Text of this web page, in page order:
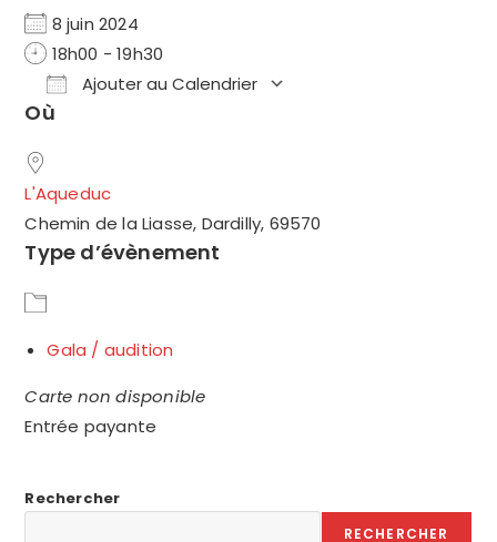
8 juin 2024
18h00 - 19h30
Ajouter au Calendrier
Où
L'Aqueduc
Chemin de la Liasse, Dardilly, 69570
Type d’évènement
Gala / audition
Carte non disponible
Entrée payante
Rechercher
RECHERCHER